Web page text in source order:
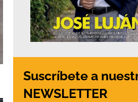
Suscríbete a
NEWSLETTER